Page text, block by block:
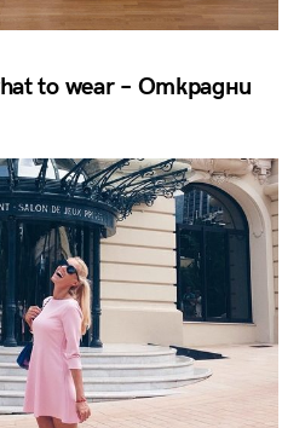
to wear – Открадни